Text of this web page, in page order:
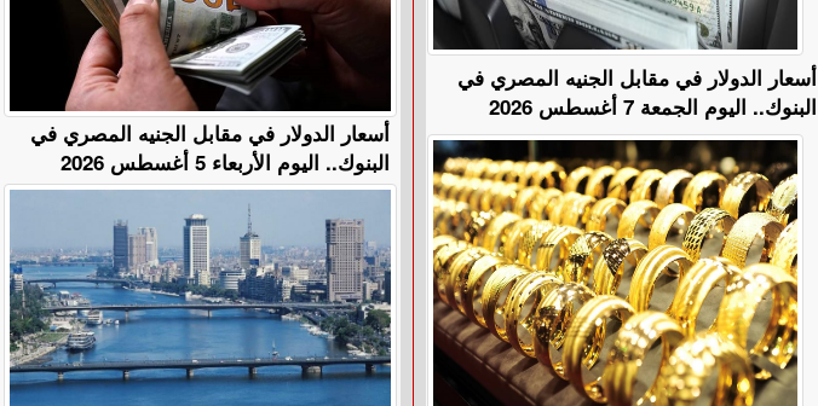
أسعار الدولار في مقابل الجنيه المصري في
البنوك.. اليوم الجمعة 7 أغسطس 2026
أسعار الدولار في مقابل الجنيه المصري في
البنوك.. اليوم الأربعاء 5 أغسطس 2026